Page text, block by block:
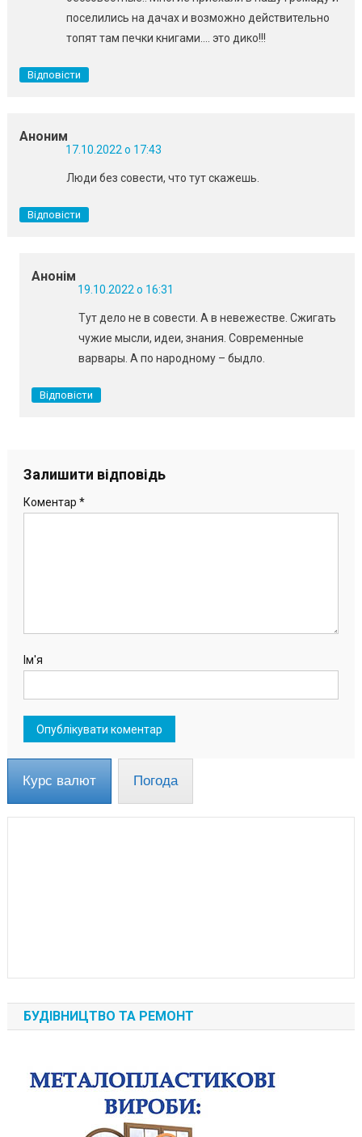
поселились на дачах и возможно действительно
топят там печки книгами…. это дико!!!
Відповісти
Аноним
17.10.2022 о 17:43
Люди без совести, что тут скажешь.
Відповісти
Анонім
19.10.2022 о 16:31
Тут дело не в совести. А в невежестве. Сжигать
чужие мысли, идеи, знания. Современные
варвары. А по народному – быдло.
Відповісти
Залишити відповідь
Коментар *
Ім'я
Курс валют Погода
БУДІВНИЦТВО ТА РЕМОНТ